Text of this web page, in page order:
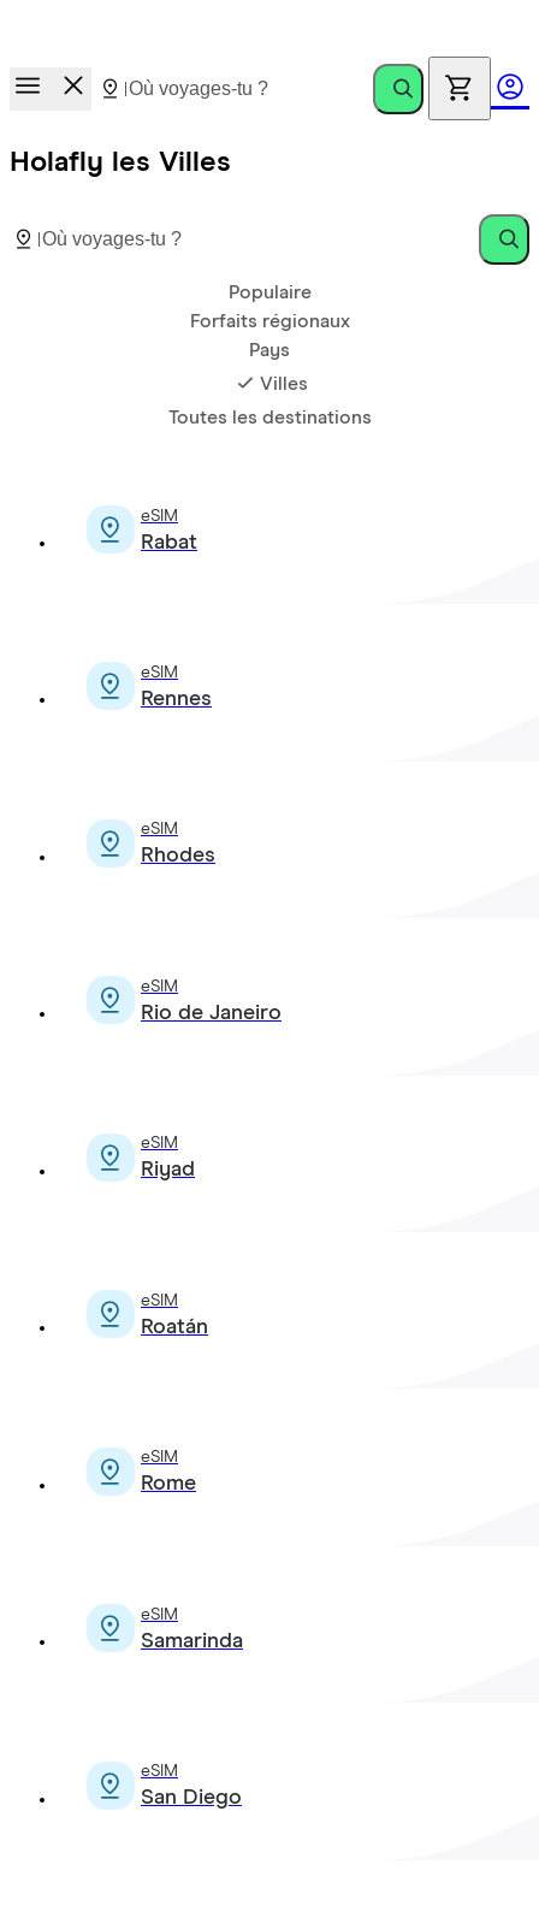
Invite des amis. Gagne jusqu’à €100
Holafly les Villes
Populaire
Forfaits régionaux
Pays
Villes
Toutes les destinations
eSIM
Rabat
eSIM
Rennes
eSIM
Rhodes
eSIM
Rio de Janeiro
eSIM
Riyad
eSIM
Roatán
eSIM
Rome
eSIM
Samarinda
eSIM
San Diego